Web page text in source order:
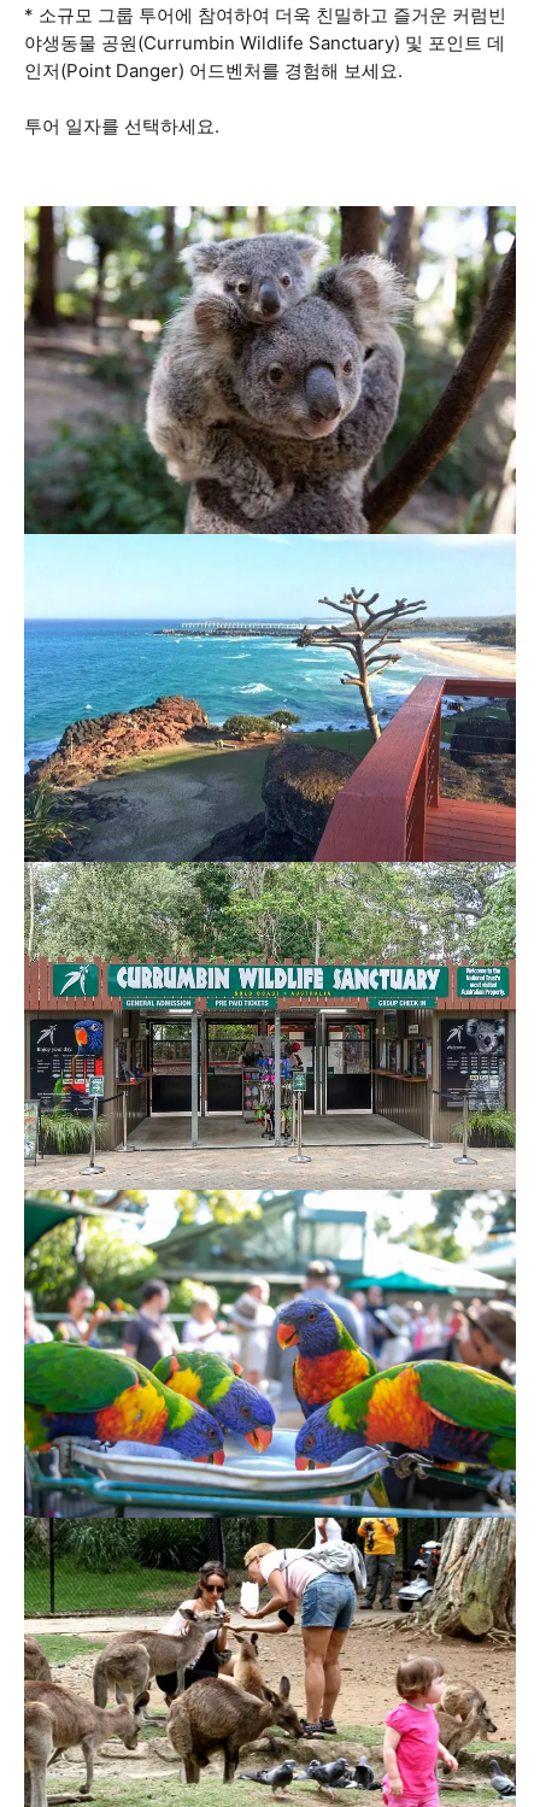
* 소규모 그룹 투어에 참여하여 더욱 친밀하고 즐거운 커럼빈
야생동물 공원(Currumbin Wildlife Sanctuary) 및 포인트 데
인저(Point Danger) 어드벤처를 경험해 보세요.
투어 일자를 선택하세요.